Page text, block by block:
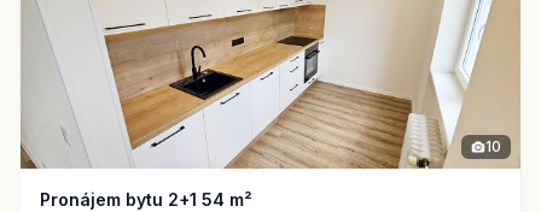
10
Pronájem bytu 2+1 54 m²